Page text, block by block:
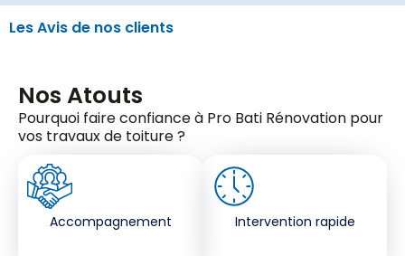
Les Avis de nos clients
Nos Atouts
Pourquoi faire confiance à Pro Bati Rénovation pour
vos travaux de toiture ?
Accompagnement Intervention rapide